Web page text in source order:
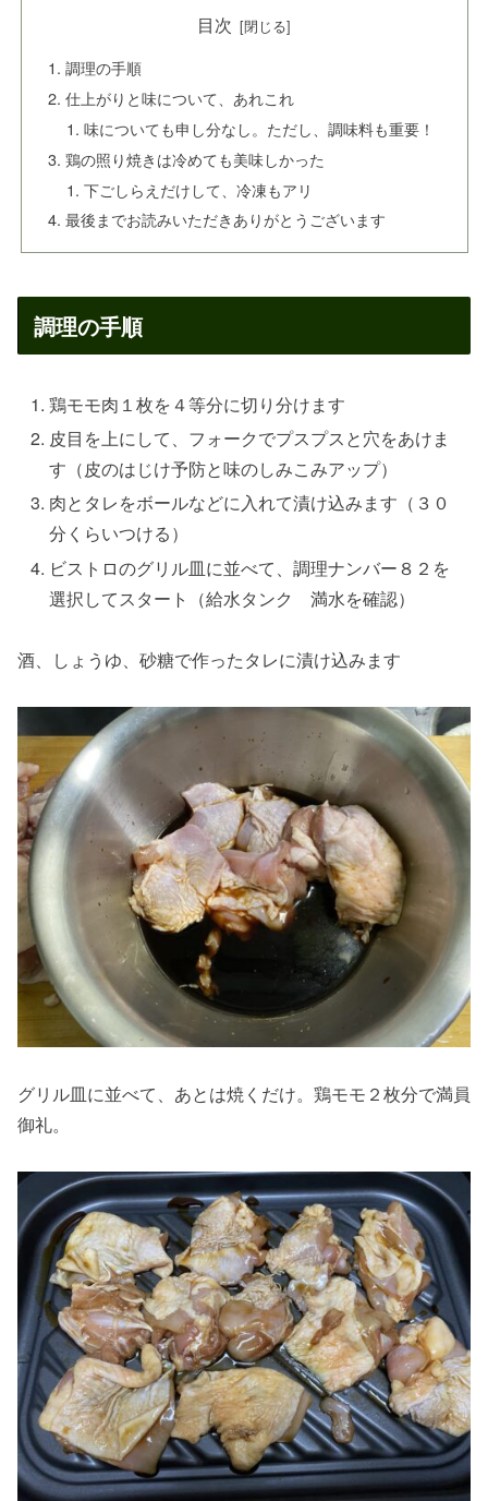
目次
調理の手順
仕上がりと味について、あれこれ
味についても申し分なし。ただし、調味料も重要！
鶏の照り焼きは冷めても美味しかった
下ごしらえだけして、冷凍もアリ
最後までお読みいただきありがとうございます
調理の手順
鶏モモ肉１枚を４等分に切り分けます
皮目を上にして、フォークでプスプスと穴をあけま
す（皮のはじけ予防と味のしみこみアップ）
肉とタレをボールなどに入れて漬け込みます（３０
分くらいつける）
ビストロのグリル皿に並べて、調理ナンバー８２を
選択してスタート（給水タンク 満水を確認）
酒、しょうゆ、砂糖で作ったタレに漬け込みます
グリル皿に並べて、あとは焼くだけ。鶏モモ２枚分で満員
御礼。